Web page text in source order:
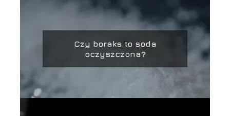
Czy boraks to soda
oczyszczona?